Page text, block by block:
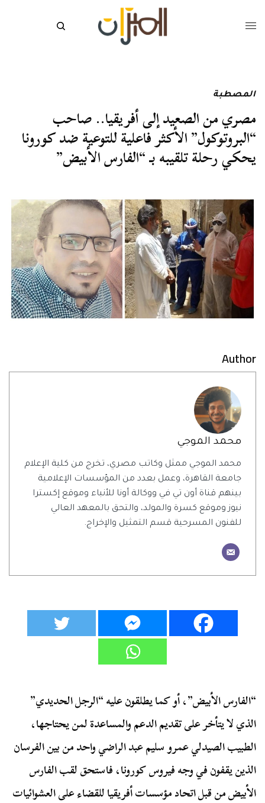
المصطبة
مصري من الصعيد إلى أفريقيا.. صاحب
“البروتوكول” الأكثر فاعلية للتوعية ضد كورونا
يحكي رحلة تلقيبه بـ “الفارس الأبيض”
Author
محمد الموجي
محمد الموجي ممثل وكاتب مصري، تخرج من كلية الإعلام
جامعة القاهرة، وعمل بعدد من المؤسسات الإعلامية
بينهم قناة أون تي في ووكالة أونا للأنباء وموقع إكسترا
نيوز وموقع كسرة والمولد، والتحق بالمعهد العالي
للفنون المسرحية قسم التمثيل والإخراج.
“الفارس الأبيض”، أو كما يطلقون عليه “الرجل الحديدي”
الذي لا يتأخر على تقديم الدعم والمساعدة لمن يحتاجها،
الطبيب الصيدلي عمرو سليم عبد الراضي واحد من بين الفرسان
الذين يقفون في وجه فيروس كورونا، فاستحق لقب الفارس
الأبيض من قبل اتحاد مؤسسات أفريقيا للقضاء على العشوائيات